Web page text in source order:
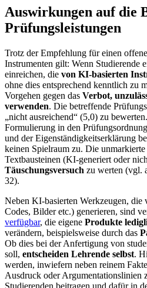
Auswirkungen auf die
Prüfungsleistungen
Trotz der Empfehlung für einen
Instrumenten gilt: Wenn Studierende
einreichen, die von KI-basierten
ohne dies entsprechend kenntlich zu
Vorgehen gegen das Verbot,
verwenden. Die betreffende
„nicht ausreichend“ (5,0) zu
Formulierung in den
und der Eigenständigkeitserklärung
keinen Spielraum zu. Die
Textbausteinen (KI-generiert oder
Täuschungsversuch zu werten (vgl.
32).
Neben KI-basierten Werkzeugen, die
Codes, Bilder etc.) generieren, sind
verfügbar, die eigene Produkte
verändern, beispielsweise durch das
Ob dies bei der Anfertigung von
soll, entscheiden Lehrende selbst.
werden, inwiefern neben reinem
Ausdruck oder Argumentationslinien